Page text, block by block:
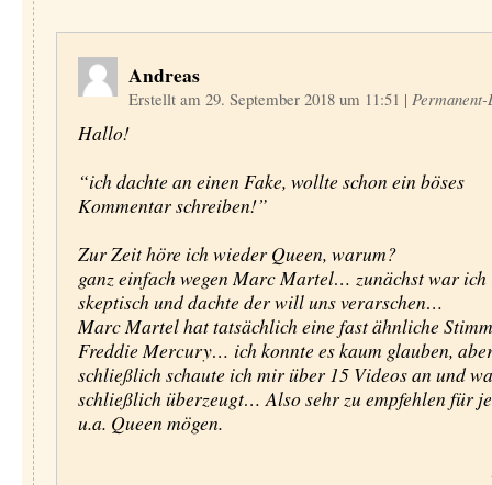
Andreas
Erstellt am 29. September 2018 um 11:51 |
Hallo!
“ich dachte an einen Fake, wollte schon ein böses
Kommentar schreiben!”
Zur Zeit höre ich wieder Queen, warum?
ganz einfach wegen Marc Martel… zunächst war ich
skeptisch und dachte der will uns verarschen…
Marc Martel hat tatsächlich eine fast ähnliche
Freddie Mercury… ich konnte es kaum glauben,
schließlich schaute ich mir über 15 Videos an und
schließlich überzeugt… Also sehr zu empfehlen für
u.a. Queen mögen.